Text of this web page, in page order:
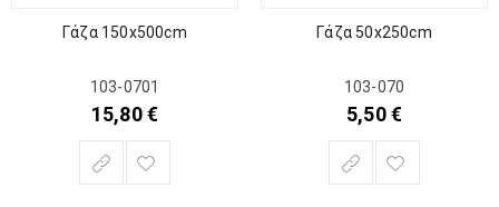
Γάζα 150x500cm
103-0701
15,80€
Γάζα 50x250cm
103-070
5,50€